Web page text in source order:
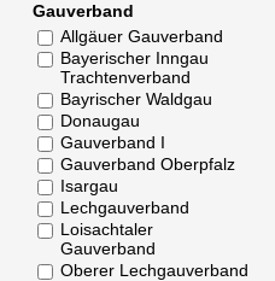
Gauverband
Allgäuer Gauverband
Bayerischer Inngau
Trachtenverband
Bayrischer Waldgau
Donaugau
Gauverband I
Gauverband Oberpfalz
Isargau
Lechgauverband
Loisachtaler
Gauverband
Oberer Lechgauverband